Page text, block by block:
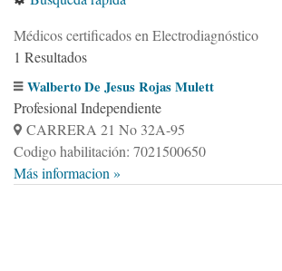
Médicos certificados en Electrodiagnóstico
1 Resultados
Walberto De Jesus Rojas Mulett
Profesional Independiente
CARRERA 21 No 32A-95
Codigo habilitación: 7021500650
Más informacion »